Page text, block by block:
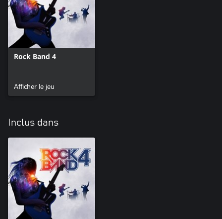
Rock Band 4
Afficher le jeu
Inclus dans